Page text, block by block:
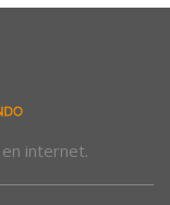
internet.